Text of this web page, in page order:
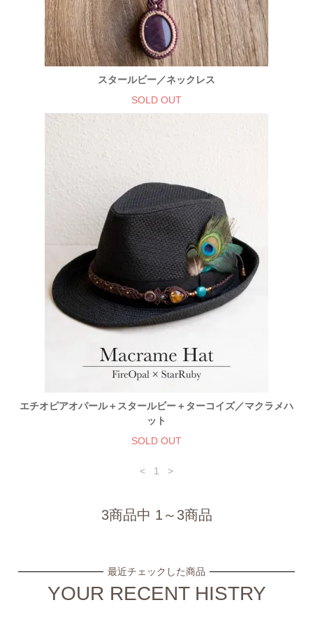
スタールビー／ネックレス
SOLD OUT
エチオピアオパール＋スタールビー＋ターコイズ／マクラメハ
ット
SOLD OUT
< 1 >
3商品中 1～3商品
最近チェックした商品
YOUR RECENT HISTRY